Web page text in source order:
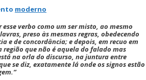
moderno
verbo como um ser misto, ao mesmo
preso às mesmas regras, obedecendo
e de concordância; e depois, em recuo em
região que não é aquela do falado mas
na orla do discurso, na juntura entre
se diz, exatamente lá onde os signos estão